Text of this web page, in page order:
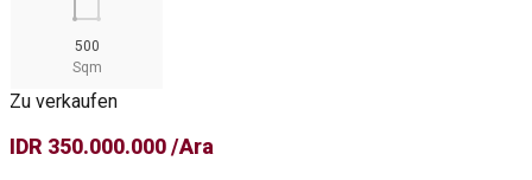
500
Sqm
Zu verkaufen
IDR 350.000.000 /Ara